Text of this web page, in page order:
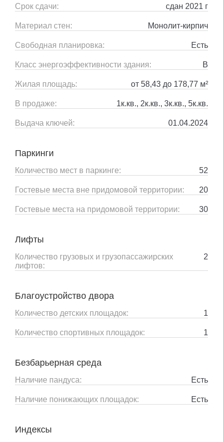
Срок сдачи: сдан 2021 г
Материал стен: Монолит-кирпич
Свободная планировка: Есть
Класс энергоэффективности здания: B
Жилая площадь: от 58,43 до 178,77 м²
В продаже: 1к.кв., 2к.кв., 3к.кв., 5к.кв.
Выдача ключей: 01.04.2024
Паркинги
Количество мест в паркинге: 52
Гостевые места вне придомовой территории: 20
Гостевые места на придомовой территории: 30
Лифты
Количество грузовых и грузопассажирских
лифтов:
2
Благоустройство двора
Количество детских площадок: 1
Количество спортивных площадок: 1
Безбарьерная среда
Наличие пандуса: Есть
Наличие понижающих площадок: Есть
Индексы